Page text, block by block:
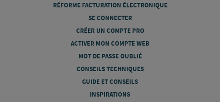
RÉFORME FACTURATION ÉLECTRONIQUE
SE CONNECTER
CRÉER UN COMPTE PRO
ACTIVER MON COMPTE WEB
MOT DE PASSE OUBLIÉ
CONSEILS TECHNIQUES
GUIDE ET CONSEILS
INSPIRATIONS